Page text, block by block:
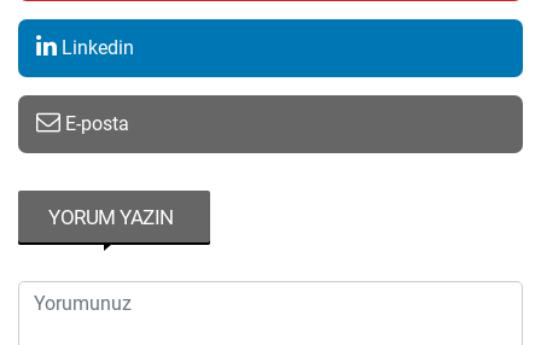
Linkedin
E-posta
YORUM YAZIN